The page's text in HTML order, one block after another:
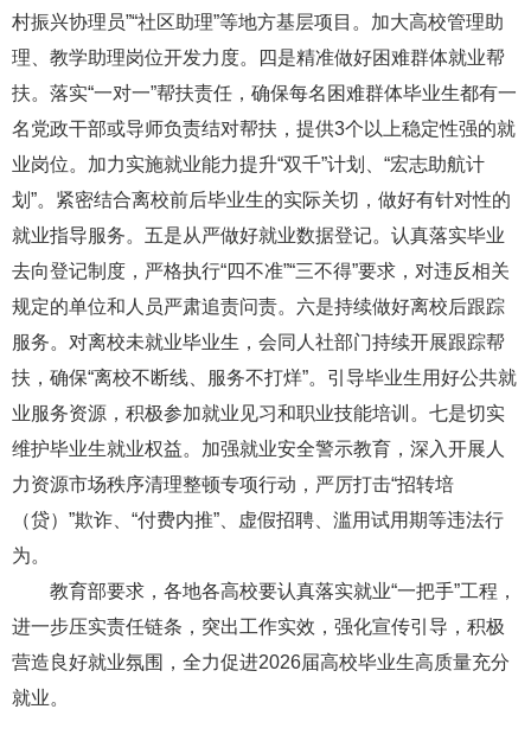
村振兴协理员”“社区助理”等地方基层项目。加大高校管理助
理、教学助理岗位开发力度。四是精准做好困难群体就业帮
扶。落实“一对一”帮扶责任，确保每名困难群体毕业生都有一
名党政干部或导师负责结对帮扶，提供3个以上稳定性强的就
业岗位。加力实施就业能力提升“双千”计划、“宏志助航计
划”。紧密结合离校前后毕业生的实际关切，做好有针对性的
就业指导服务。五是从严做好就业数据登记。认真落实毕业
去向登记制度，严格执行“四不准”“三不得”要求，对违反相关
规定的单位和人员严肃追责问责。六是持续做好离校后跟踪
服务。对离校未就业毕业生，会同人社部门持续开展跟踪帮
扶，确保“离校不断线、服务不打烊”。引导毕业生用好公共就
业服务资源，积极参加就业见习和职业技能培训。七是切实
维护毕业生就业权益。加强就业安全警示教育，深入开展人
力资源市场秩序清理整顿专项行动，严厉打击“招转培
（贷）”欺诈、“付费内推”、虚假招聘、滥用试用期等违法行
为。
教育部要求，各地各高校要认真落实就业“一把手”工程，
进一步压实责任链条，突出工作实效，强化宣传引导，积极
营造良好就业氛围，全力促进2026届高校毕业生高质量充分
就业。